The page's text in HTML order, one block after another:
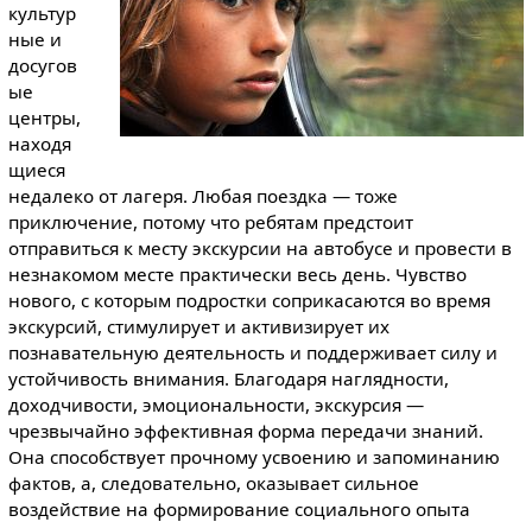
культур
ные и
досугов
ые
центры,
находя
щиеся
недалеко от лагеря. Любая поездка — тоже
приключение, потому что ребятам предстоит
отправиться к месту экскурсии на автобусе и провести в
незнакомом месте практически весь день. Чувство
нового, с которым подростки соприкасаются во время
экскурсий, стимулирует и активизирует их
познавательную деятельность и поддерживает силу и
устойчивость внимания. Благодаря наглядности,
доходчивости, эмоциональности, экскурсия —
чрезвычайно эффективная форма передачи знаний.
Она способствует прочному усвоению и запоминанию
фактов, а, следовательно, оказывает сильное
воздействие на формирование социального опыта